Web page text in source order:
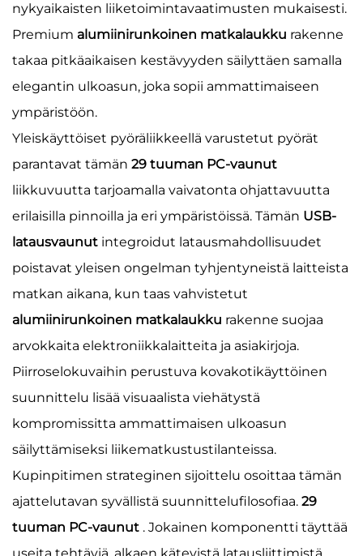
nykyaikaisten liiketoimintavaatimusten mukaisesti.
Premium alumiinirunkoinen matkalaukku rakenne
takaa pitkäaikaisen kestävyyden säilyttäen samalla
elegantin ulkoasun, joka sopii ammattimaiseen
ympäristöön.
Yleiskäyttöiset pyöräliikkeellä varustetut pyörät
parantavat tämän 29 tuuman PC-vaunut
liikkuvuutta tarjoamalla vaivatonta ohjattavuutta
erilaisilla pinnoilla ja eri ympäristöissä. Tämän USB-
latausvaunut integroidut latausmahdollisuudet
poistavat yleisen ongelman tyhjentyneistä laitteista
matkan aikana, kun taas vahvistetut
alumiinirunkoinen matkalaukku rakenne suojaa
arvokkaita elektroniikkalaitteita ja asiakirjoja.
Piirroselokuvaihin perustuva kovakotikäyttöinen
suunnittelu lisää visuaalista viehätystä
kompromissitta ammattimaisen ulkoasun
säilyttämiseksi liikematkustustilanteissa.
Kupinpitimen strateginen sijoittelu osoittaa tämän
ajattelutavan syvällistä suunnittelufilosofiaa. 29
tuuman PC-vaunut . Jokainen komponentti täyttää